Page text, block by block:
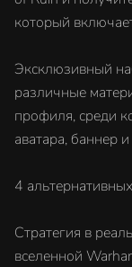
который
Эксклюзивный
различные
профиля, среди
аватара, баннер
4
Стратегия в
вселенной